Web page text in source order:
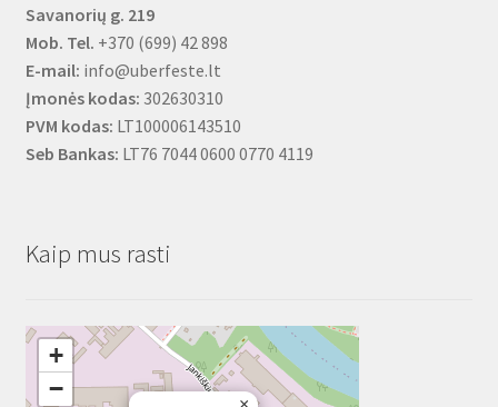
Savanorių g. 219
Mob. Tel. +370 (699) 42 898
E-mail: info@uberfeste.lt
Įmonės kodas: 302630310
PVM kodas: LT100006143510
Seb Bankas: LT76 7044 0600 0770 4119
Kaip mus rasti
+
−